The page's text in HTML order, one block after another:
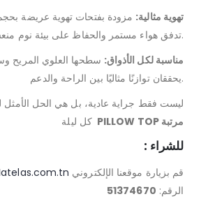
.تهوية مثالية:
تدفق هواء مستمر والحفاظ على بيئة نوم منعشة.
.مناسبة لكل الأذواق:
يحققان توازنًا مثاليًا بين الراحة والدعم.
كل ليلة
PILLOW TOP مرتبة
: للشراء
قم بزيارة موقعنا الإلكتروني
الرقم: 51374670